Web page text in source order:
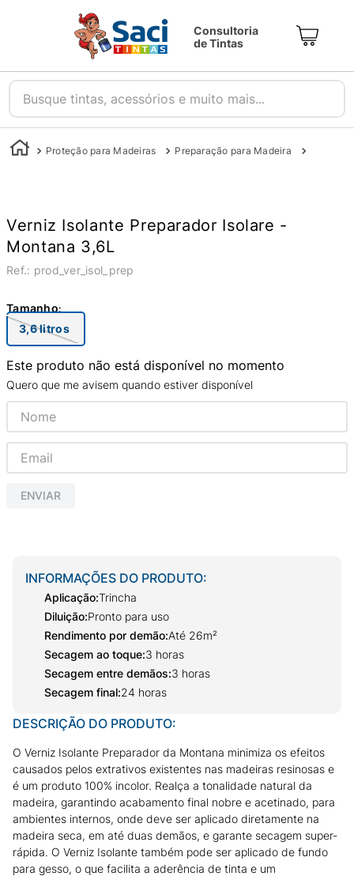
Consultoria
de Tintas
Busque tintas, acessórios e muito mais...
Proteção para Madeiras Preparação para Madeira
Verniz Isolante Preparador Isolare -
Montana 3,6L
: prod_ver_isol_prep
Tamanho
3,6 litros
Este produto não está disponível no momento
Quero que me avisem quando estiver disponível
ENVIAR
INFORMAÇÕES DO PRODUTO:
Aplicação:Trincha
Diluição:Pronto para uso
Rendimento por demão:Até 26m²
Secagem ao toque:3 horas
Secagem entre demãos:3 horas
Secagem final:24 horas
DESCRIÇÃO DO PRODUTO:
O Verniz Isolante Preparador da Montana minimiza os efeitos
causados pelos extrativos existentes nas madeiras resinosas e
é um produto 100% incolor. Realça a tonalidade natural da
madeira, garantindo acabamento final nobre e acetinado, para
ambientes internos, onde deve ser aplicado diretamente na
madeira seca, em até duas demãos, e garante secagem super-
rápida. O Verniz Isolante também pode ser aplicado de fundo
para gesso, o que facilita a aderência de tinta e um